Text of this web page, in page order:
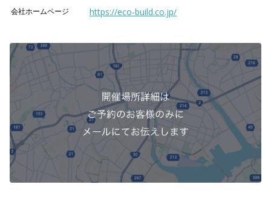
会社ホームページ https://eco-build.co.jp/